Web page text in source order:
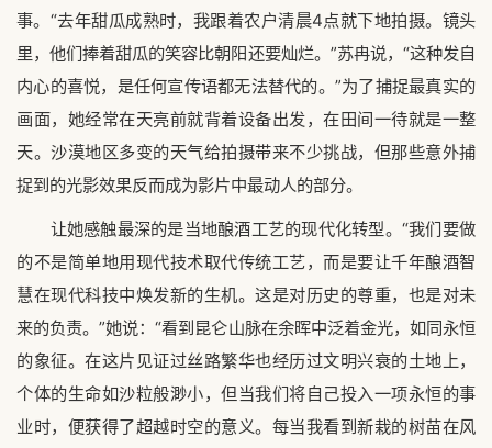
事。“去年甜瓜成熟时，我跟着农户清晨4点就下地拍摄。镜头
里，他们捧着甜瓜的笑容比朝阳还要灿烂。”苏冉说，“这种发自
内心的喜悦，是任何宣传语都无法替代的。”为了捕捉最真实的
画面，她经常在天亮前就背着设备出发，在田间一待就是一整
天。沙漠地区多变的天气给拍摄带来不少挑战，但那些意外捕
捉到的光影效果反而成为影片中最动人的部分。
让她感触最深的是当地酿酒工艺的现代化转型。“我们要做
的不是简单地用现代技术取代传统工艺，而是要让千年酿酒智
慧在现代科技中焕发新的生机。这是对历史的尊重，也是对未
来的负责。”她说：“看到昆仑山脉在余晖中泛着金光，如同永恒
的象征。在这片见证过丝路繁华也经历过文明兴衰的土地上，
个体的生命如沙粒般渺小，但当我们将自己投入一项永恒的事
业时，便获得了超越时空的意义。每当我看到新栽的树苗在风